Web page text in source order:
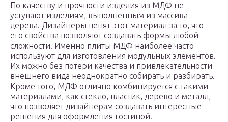
По качеству и прочности изделия из МДФ не
уступают изделиям, выполненным из массива
дерева. Дизайнеры ценят этот материал за то, что
его свойства позволяют создавать формы любой
сложности. Именно плиты МДФ наиболее часто
используют для изготовления модульных элементов.
Их можно без потери качества и привлекательности
внешнего вида неоднократно собирать и разбирать.
Кроме того, МДФ отлично комбинируется с такими
материалами, как стекло, пластик, дерево и металл,
что позволяет дизайнерам создавать интересные
решения для оформления гостиной.